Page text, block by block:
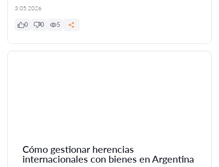
3.05.2026
0 0 5
Cómo gestionar herencias
internacionales con bienes en Argentina